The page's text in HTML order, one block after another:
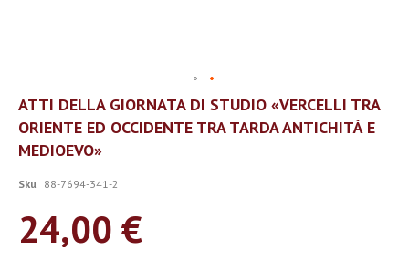
Vai
all'inizio
della
galleria
immagini
ATTI DELLA GIORNATA DI STUDIO «VERCELLI TRA
ORIENTE ED OCCIDENTE TRA TARDA ANTICHITÀ E
MEDIOEVO»
Sku 88-7694-341-2
24,00 €